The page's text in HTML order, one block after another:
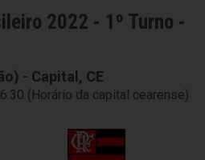
2022 - 1º Turno -
- Capital, CE
(Horário da capital cearense)